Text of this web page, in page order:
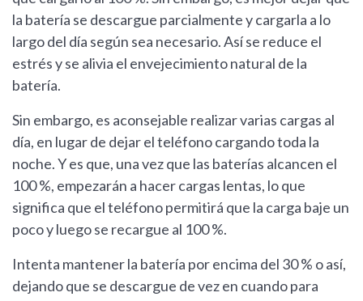
la batería se descargue parcialmente y cargarla a lo
largo del día según sea necesario. Así se reduce el
estrés y se alivia el envejecimiento natural de la
batería.
Sin embargo, es aconsejable realizar varias cargas al
día, en lugar de dejar el teléfono cargando toda la
noche. Y es que, una vez que las baterías alcancen el
100 %, empezarán a hacer cargas lentas, lo que
significa que el teléfono permitirá que la carga baje un
poco y luego se recargue al 100 %.
Intenta mantener la batería por encima del 30 % o así,
dejando que se descargue de vez en cuando para